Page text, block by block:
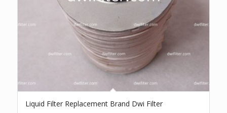
Liquid Filter Replacement Brand Dwi Filter